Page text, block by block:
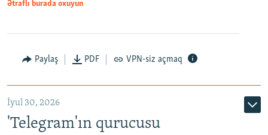
Ətraflı burada oxuyun
Paylaş PDF VPN-siz açmaq
İyul 30, 2026
'Telegram'ın qurucusu